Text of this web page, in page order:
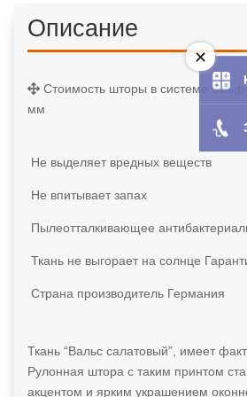
Описание
Стоимость шторы в системе
мм
Не выделяет вредных веществ
Не впитывает запах
Пылеотталкивающее
Ткань не выгорает на солнце
Страна производитель Германия
Ткань “Вальс салатовый”, имеет
Рулонная штора с таким принтом
акцентом и ярким украшением